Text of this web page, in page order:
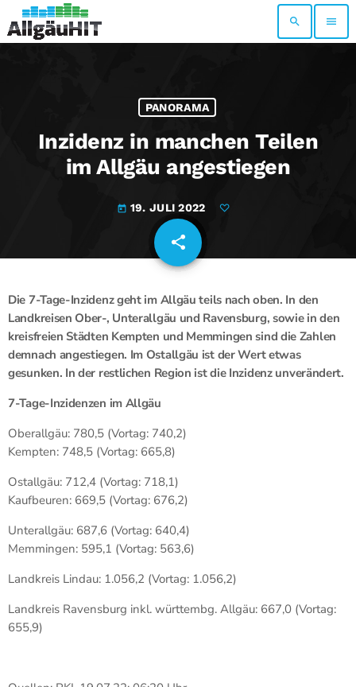
search menu
PANORAMA
Inzidenz in manchen Teilen
im Allgäu angestiegen
today 19. JULI 2022
share
email
Die 7-Tage-Inzidenz geht im Allgäu teils nach oben. In den
Landkreisen Ober-, Unterallgäu und Ravensburg, sowie in den
kreisfreien Städten Kempten und Memmingen sind die Zahlen
demnach angestiegen. Im Ostallgäu ist der Wert etwas
gesunken. In der restlichen Region ist die Inzidenz unverändert.
7-Tage-Inzidenzen im Allgäu
Oberallgäu: 780,5 (Vortag: 740,2)
Kempten: 748,5 (Vortag: 665,8)
Ostallgäu: 712,4 (Vortag: 718,1)
Kaufbeuren: 669,5 (Vortag: 676,2)
Unterallgäu: 687,6 (Vortag: 640,4)
Memmingen: 595,1 (Vortag: 563,6)
Landkreis Lindau: 1.056,2 (Vortag: 1.056,2)
Landkreis Ravensburg inkl. württembg. Allgäu: 667,0 (Vortag:
655,9)